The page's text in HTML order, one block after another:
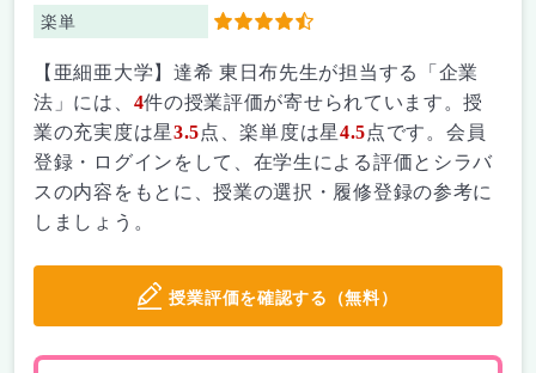
楽単 4.5
【亜細亜大学】達希 東日布先生が担当する「企業
法」には、 4件の授業評価が寄せられています。授
業の充実度は星3.5点、楽単度は星4.5点です。会員
登録・ログインをして、在学生による評価とシラバ
スの内容をもとに、授業の選択・履修登録の参考に
しましょう。
授業評価を確認する（無料）